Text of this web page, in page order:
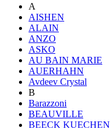
A
AISHEN
ALAIN
ANZO
ASKO
AU BAIN MARIE
AUERHAHN
Avdeev Crystal
B
Barazzoni
BEAUVILLE
BEECK KUECHEN